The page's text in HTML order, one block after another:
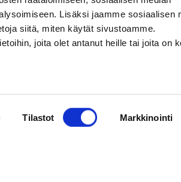
Lisäksi jaamme sosiaalisen
siitä, miten käytät sivustoamme.
joita olet antanut heille tai joita on
Tilastot Markkinointi
Jyväskylä p.041 731 3712
ma–pe klo 10–14
Huom.